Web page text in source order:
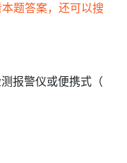
题答案，还可以搜
报警仪或便携式（